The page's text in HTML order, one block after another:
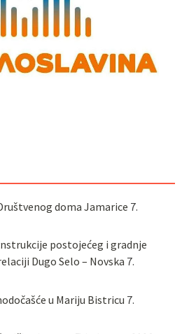
doma Jamarice 7.
postojećeg i gradnje
Dugo Selo – Novska 7.
u Mariju Bistricu 7.